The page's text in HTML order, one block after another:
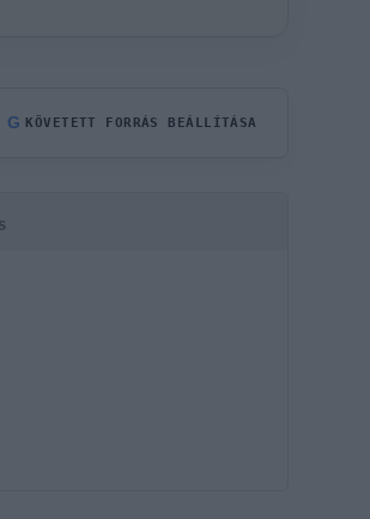
G KÖVETETT FORRÁS BEÁLLÍTÁSA